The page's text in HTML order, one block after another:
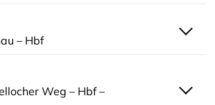
– Hbf
Weg – Hbf –